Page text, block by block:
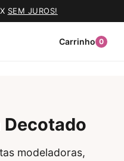
SEM JUROS!
Carrinho 0
modeladoras,